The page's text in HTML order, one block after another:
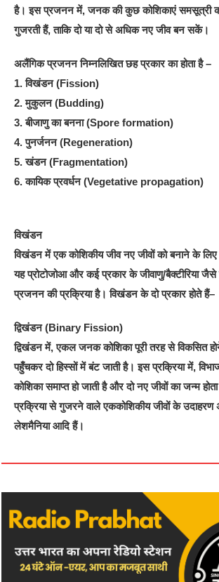
है। इस प्रजनन में, जनक की कुछ कोशिकाएं समसूत्री
गुजरती हैं, ताकि दो या दो से अधिक नए जीव बन सकें।
अलैंगिक प्रजनन निम्नलिखित छह प्रकार का होता है –
1. विखंडन (Fission)
2. मुकुलन (Budding)
3. बीजाणु का बनना (Spore formation)
4. पुनर्जनन (Regeneration)
5. खंडन (Fragmentation)
6. कायिक प्रवर्धन (Vegetative propagation)
विखंडन
विखंडन में एक कोशिकीय जीव नए जीवों को बनाने के लिए
यह प्रोटोजोआ और कई प्रकार के जीवाणु/बैक्टीरिया जैसे
प्रजनन की प्रक्रिया है। विखंडन के दो प्रकार होते हैं–
द्विखंडन (Binary Fission)
द्विखंडन में, एकल जनक कोशिका पूरी तरह से विकसित
पहुँचकर दो हिस्सों में बंट जाती है। इस प्रक्रिया में,
कोशिका समाप्त हो जाती है और दो नए जीवों का जन्म
प्रक्रिया से गुजरने वाले एककोशिकीय जीवों के उदाहरण
लेशमैनिया आदि हैं।